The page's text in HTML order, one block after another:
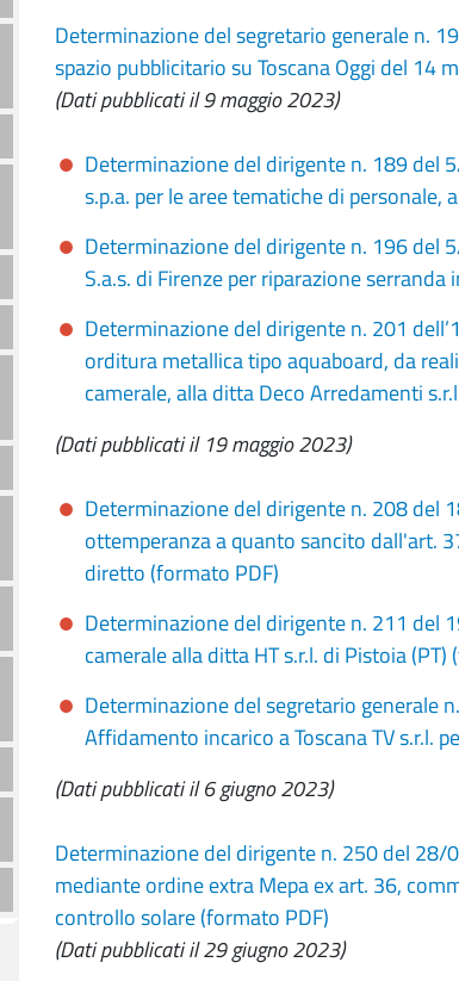
Determinazione del segretario generale n.
spazio pubblicitario su Toscana Oggi del 14
(Dati pubblicati il 9 maggio 2023)
Determinazione del dirigente n. 189 del
s.p.a. per le aree tematiche di
Determinazione del dirigente n. 196 del
S.a.s. di Firenze per riparazione
Determinazione del dirigente n. 201
orditura metallica tipo aquaboard, da
camerale, alla ditta Deco Arredamenti
(Dati pubblicati il 19 maggio 2023)
Determinazione del dirigente n. 208 del
ottemperanza a quanto sancito dall'art.
diretto (formato PDF)
Determinazione del dirigente n. 211 del
camerale alla ditta HT s.r.l. di Pistoia (PT)
Determinazione del segretario generale
Affidamento incarico a Toscana TV s.r.l.
(Dati pubblicati il 6 giugno 2023)
Determinazione del dirigente n. 250 del 28/
mediante ordine extra Mepa ex art. 36,
controllo solare (formato PDF)
(Dati pubblicati il 29 giugno 2023)